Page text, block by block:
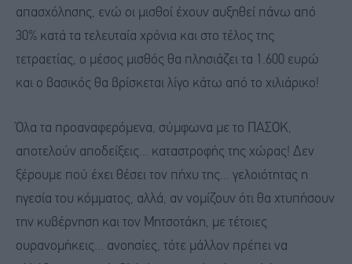
απασχόλησης, ενώ οι μισθοί έχουν αυξηθεί πάνω από
30% κατά τα τελευταία χρόνια και στο τέλος της
τετραετίας, ο μέσος μισθός θα πλησιάζει τα 1.600 ευρώ
και ο βασικός θα βρίσκεται λίγο κάτω από το χιλιάρικο!
Όλα τα προαναφερόμενα, σύμφωνα με το ΠΑΣΟΚ,
αποτελούν αποδείξεις... καταστροφής της χώρας! Δεν
ξέρουμε πού έχει θέσει τον πήχυ της... γελοιότητας η
ηγεσία του κόμματος, αλλά, αν νομίζουν ότι θα χτυπήσουν
την κυβέρνηση και τον Μητσοτάκη, με τέτοιες
ουρανομήκεις... ανοησίες, τότε μάλλον πρέπει να